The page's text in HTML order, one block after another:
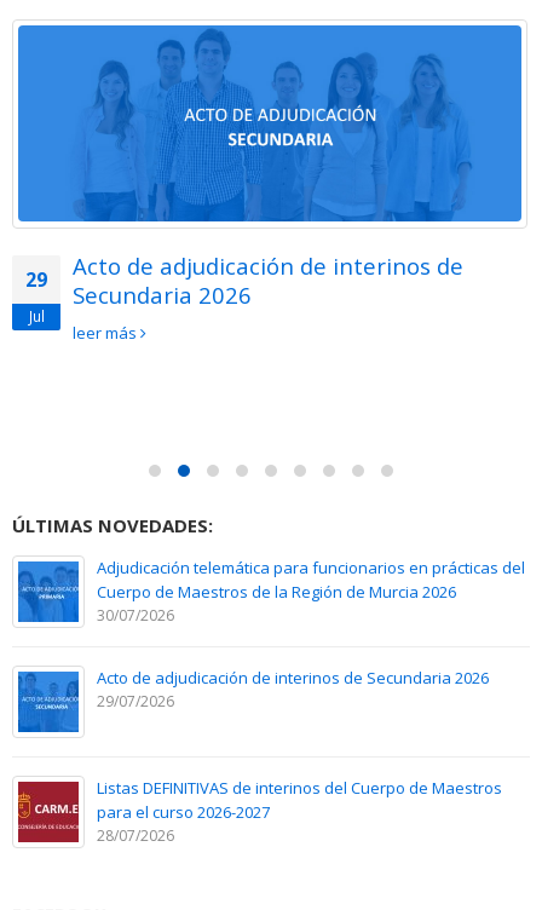
29
Jul
Acto de adjudicación de interinos de
Secundaria 2026
leer más
ÚLTIMAS NOVEDADES:
Adjudicación telemática para funcionarios en prácticas del
Cuerpo de Maestros de la Región de Murcia 2026
30/07/2026
Acto de adjudicación de interinos de Secundaria 2026
29/07/2026
Listas DEFINITIVAS de interinos del Cuerpo de Maestros
para el curso 2026-2027
28/07/2026